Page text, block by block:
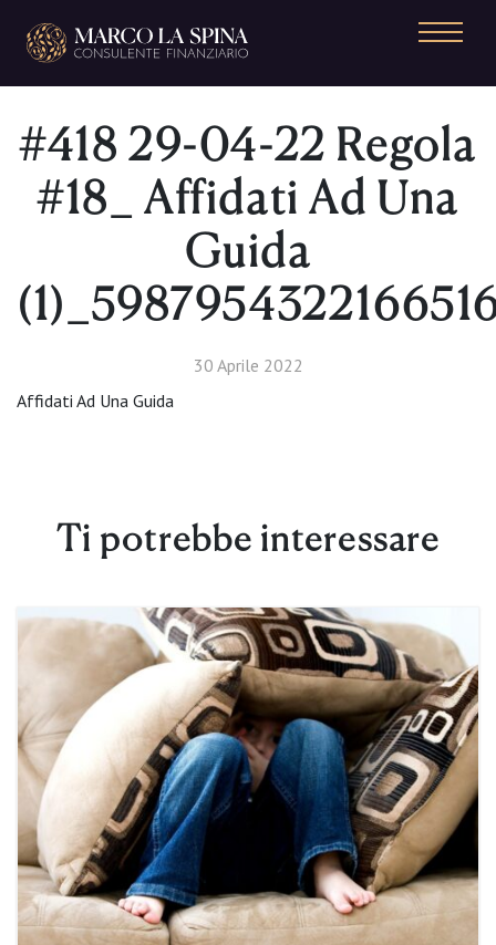
Navigazione principale
#418 29-04-22 Regola
#18_ Affidati Ad Una
Guida
30 Aprile 2022
Affidati Ad Una Guida
Ti potrebbe interessare